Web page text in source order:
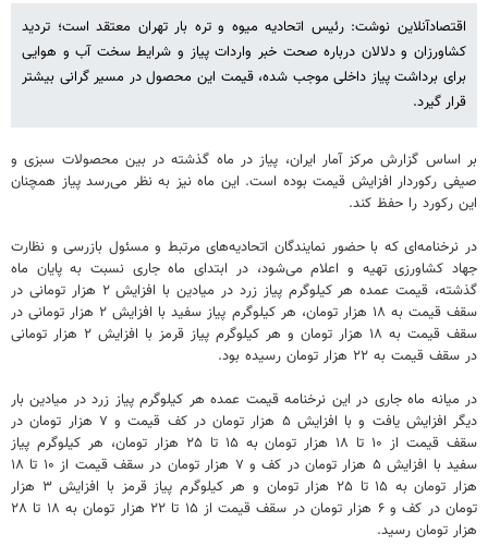
اقتصادآنلاین نوشت: رئیس اتحادیه میوه و تره بار تهران معتقد است؛ تردید
کشاورزان و دلالان درباره صحت خبر واردات پیاز و شرایط سخت آب و هوایی
برای برداشت پیاز داخلی موجب شده، قیمت این محصول در مسیر گرانی بیشتر
قرار گیرد.
بر اساس گزارش مرکز آمار ایران، پیاز در ماه گذشته در بین محصولات سبزی و
صیفی رکوردار افزایش قیمت بوده است. این ماه نیز به نظر می‌رسد پیاز همچنان
این رکورد را حفظ کند.
در نرخنامه‌ای که با حضور نمایندگان اتحادیه‌های مرتبط و مسئول بازرسی و نظارت
جهاد کشاورزی تهیه و اعلام می‌شود، در ابتدای ماه جاری نسبت به پایان ماه
گذشته، قیمت عمده هر کیلوگرم پیاز زرد در میادین با افزایش ۲ هزار تومانی در
سقف قیمت به ۱۸ هزار تومان، هر کیلوگرم پیاز سفید با افزایش ۲ هزار تومانی در
سقف قیمت به ۱۸ هزار تومان و هر کیلوگرم پیاز قرمز با افزایش ۲ هزار تومانی
در سقف قیمت به ۲۲ هزار تومان رسیده بود.
در میانه ماه جاری در این نرخنامه قیمت عمده هر کیلوگرم پیاز زرد در میادین بار
دیگر افزایش یافت و با افزایش ۵ هزار تومان در کف قیمت و ۷ هزار تومان در
سقف قیمت از ۱۰ تا ۱۸ هزار تومان به ۱۵ تا ۲۵ هزار تومان، هر کیلوگرم پیاز
سفید با افزایش ۵ هزار تومان در کف و ۷ هزار تومان در سقف قیمت از ۱۰ تا ۱۸
هزار تومان به ۱۵ تا ۲۵ هزار تومان و هر کیلوگرم پیاز قرمز با افزایش ۳ هزار
تومان در کف و ۶ هزار تومان در سقف قیمت از ۱۵ تا ۲۲ هزار تومان به ۱۸ تا ۲۸
هزار تومان رسید.